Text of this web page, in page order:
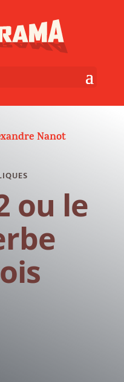
Nanot
ou le